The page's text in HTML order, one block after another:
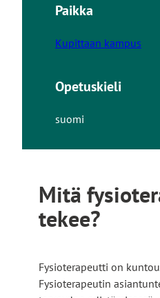
Paikka
Kupittaan kampus
Opetuskieli
suomi
Mitä
tekee?
Fysioterapeutti on
Fysioterapeutin